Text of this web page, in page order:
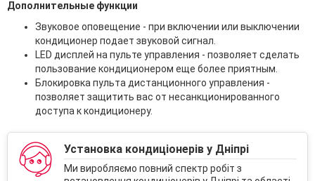
Дополнительные функции
Звуковое оповещение - при включении или выключении
кондиционер подает звуковой сигнал.
LED дисплей на пульте управления - позволяет сделать
пользование кондиционером еще более приятным.
Блокировка пульта дистанционного управления -
позволяет защитить вас от несанкционированного
доступа к кондиционеру.
Установка кондиціонерів у Дніпрі
Ми виробляємо повний спектр робіт з